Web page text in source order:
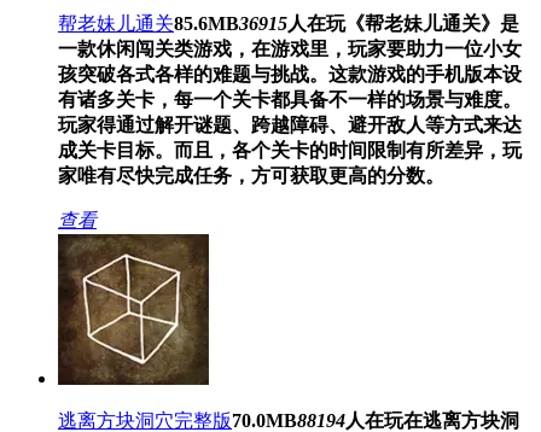
帮老妹儿通关85.6MB36915人在玩《帮老妹儿通关》是
一款休闲闯关类游戏，在游戏里，玩家要助力一位小女
孩突破各式各样的难题与挑战。这款游戏的手机版本设
有诸多关卡，每一个关卡都具备不一样的场景与难度。
玩家得通过解开谜题、跨越障碍、避开敌人等方式来达
成关卡目标。而且，各个关卡的时间限制有所差异，玩
家唯有尽快完成任务，方可获取更高的分数。
查看
逃离方块洞穴完整版70.0MB88194人在玩在逃离方块洞